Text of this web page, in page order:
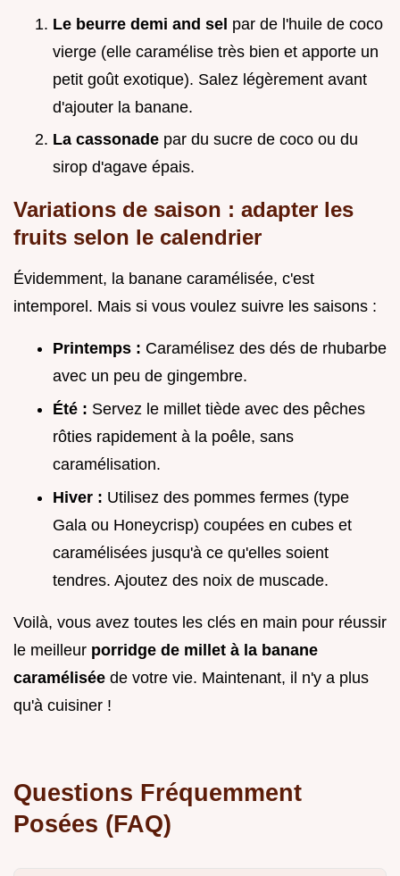
Le beurre demi and sel par de l'huile de coco
vierge (elle caramélise très bien et apporte un
petit goût exotique). Salez légèrement avant
d'ajouter la banane.
La cassonade par du sucre de coco ou du
sirop d'agave épais.
Variations de saison : adapter les
fruits selon le calendrier
Évidemment, la banane caramélisée, c'est
intemporel. Mais si vous voulez suivre les saisons :
Printemps : Caramélisez des dés de rhubarbe
avec un peu de gingembre.
Été : Servez le millet tiède avec des pêches
rôties rapidement à la poêle, sans
caramélisation.
Hiver : Utilisez des pommes fermes (type
Gala ou Honeycrisp) coupées en cubes et
caramélisées jusqu'à ce qu'elles soient
tendres. Ajoutez des noix de muscade.
Voilà, vous avez toutes les clés en main pour réussir
le meilleur porridge de millet à la banane
caramélisée de votre vie. Maintenant, il n'y a plus
qu'à cuisiner !
Questions Fréquemment
Posées (FAQ)